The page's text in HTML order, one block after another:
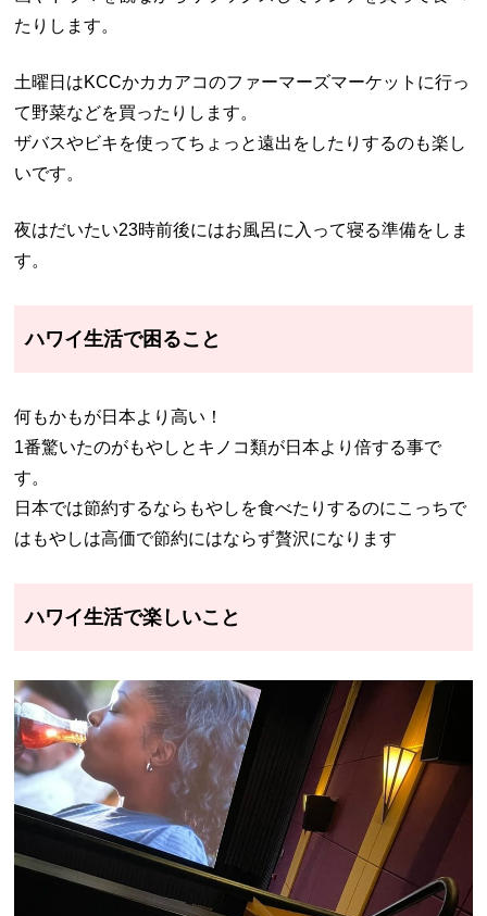
たりします。
土曜日はKCCかカカアコのファーマーズマーケットに行っ
て野菜などを買ったりします。
ザバスやビキを使ってちょっと遠出をしたりするのも楽し
いです。
夜はだいたい23時前後にはお風呂に入って寝る準備をしま
す。
ハワイ生活で困ること
何もかもが日本より高い！
1番驚いたのがもやしとキノコ類が日本より倍する事で
す。
日本では節約するならもやしを食べたりするのにこっちで
はもやしは高価で節約にはならず贅沢になります
ハワイ生活で楽しいこと